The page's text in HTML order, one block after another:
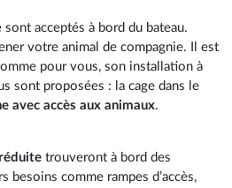
acceptés à bord du bateau.
votre animal de compagnie. Il est
pour vous, son installation à
sont proposées : la cage dans le
avec accès aux animaux.
trouveront à bord des
besoins comme rampes d’accès,